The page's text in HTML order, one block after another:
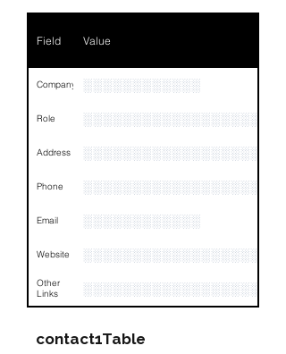
Field Value
Company ░░░░░░░░░░░░
Role
Address
Phone ░░░░░░░░░░░░░░░░░░
Email ░░░░░░░░░░░░
Website ░░░░░░░░░░░░░░░░░░░
Other
Links
contact1Table